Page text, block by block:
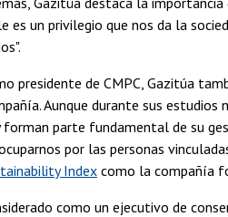
es un privilegio que nos da la
presidente de CMPC, Gazitúa
Aunque durante sus
forman parte fundamental de su
por las personas
Index como la compañía
como un ejecutivo de